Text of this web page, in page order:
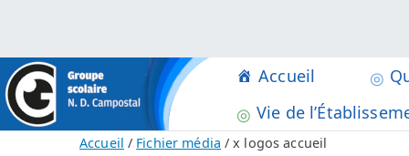
contenu
Groupe Scolaire Notre
Collège, Lycée, BTS à Rostrenen
Accueil
Vie de
Accueil Fichier média x logos accueil